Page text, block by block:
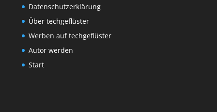
Datenschutzerklärung
Über techgeflüster
Werben auf techgeflüster
Autor werden
Start